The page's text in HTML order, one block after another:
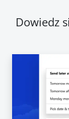
Dowiedz